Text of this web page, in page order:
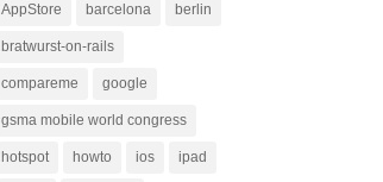
AppStore barcelona berlin
bratwurst-on-rails
compareme google
gsma mobile world congress
hotspot howto ios ipad